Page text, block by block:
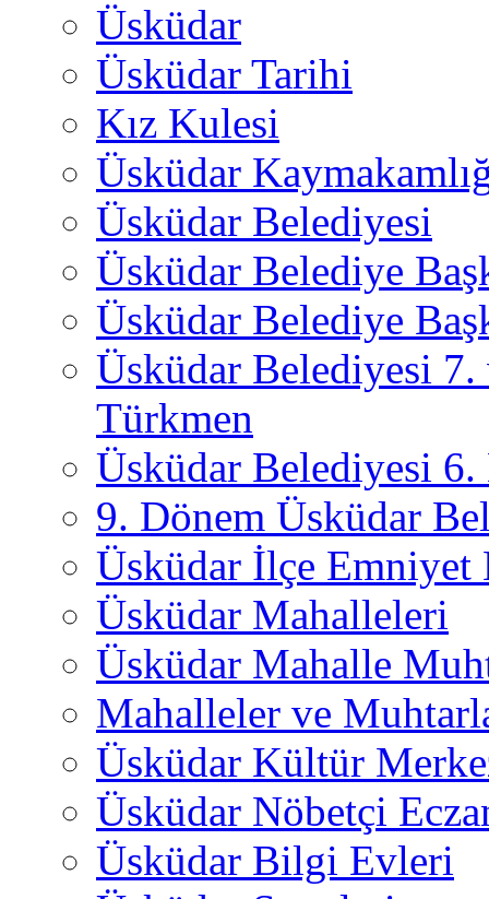
Üsküdar
Üsküdar Tarihi
Kız Kulesi
Üsküdar
Üsküdar Belediyesi
Üsküdar Belediye
Üsküdar Belediye
Üsküdar Belediyesi
Türkmen
Üsküdar Belediyesi 6.
9. Dönem Üsküdar
Üsküdar İlçe
Üsküdar Mahalleleri
Üsküdar Mahalle
Mahalleler ve
Üsküdar Kültür
Üsküdar Nöbetçi
Üsküdar Bilgi Evleri